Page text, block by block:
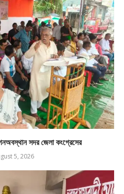
সদর জেলা কংগ্রেসের
5, 2026